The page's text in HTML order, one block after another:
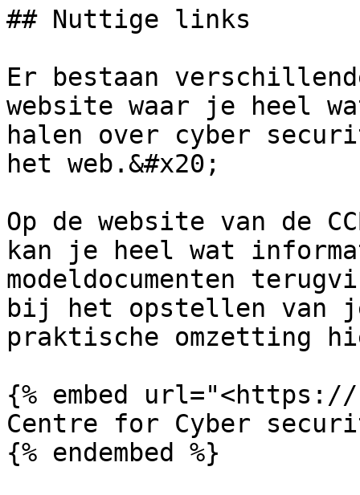
## Nuttige links
Er bestaan
website waar je heel
halen over cyber
het web.&#x20;
Op de website van de
kan je heel wat
modeldocumenten
bij het opstellen van
praktische omzetting
{% embed
Centre for Cyber
{% endembed %}